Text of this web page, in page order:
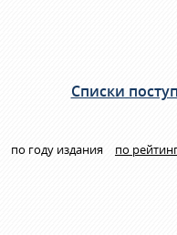
Списки
по году издания по